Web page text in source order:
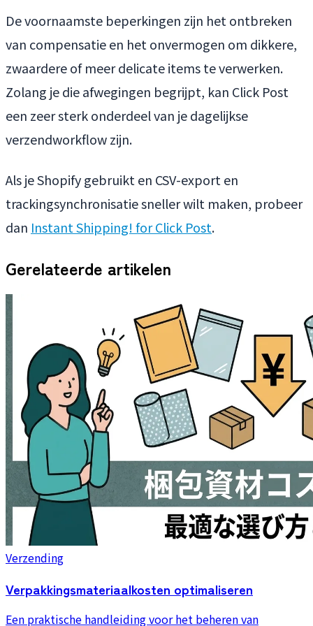
De voornaamste beperkingen zijn het ontbreken
van compensatie en het onvermogen om dikkere,
zwaardere of meer delicate items te verwerken.
Zolang je die afwegingen begrijpt, kan Click Post
een zeer sterk onderdeel van je dagelijkse
verzendworkflow zijn.
Als je Shopify gebruikt en CSV-export en
trackingsynchronisatie sneller wilt maken, probeer
dan Instant Shipping! for Click Post.
Gerelateerde artikelen
Verzending
Verpakkingsmateriaalkosten optimaliseren
Een praktische handleiding voor het beheren van